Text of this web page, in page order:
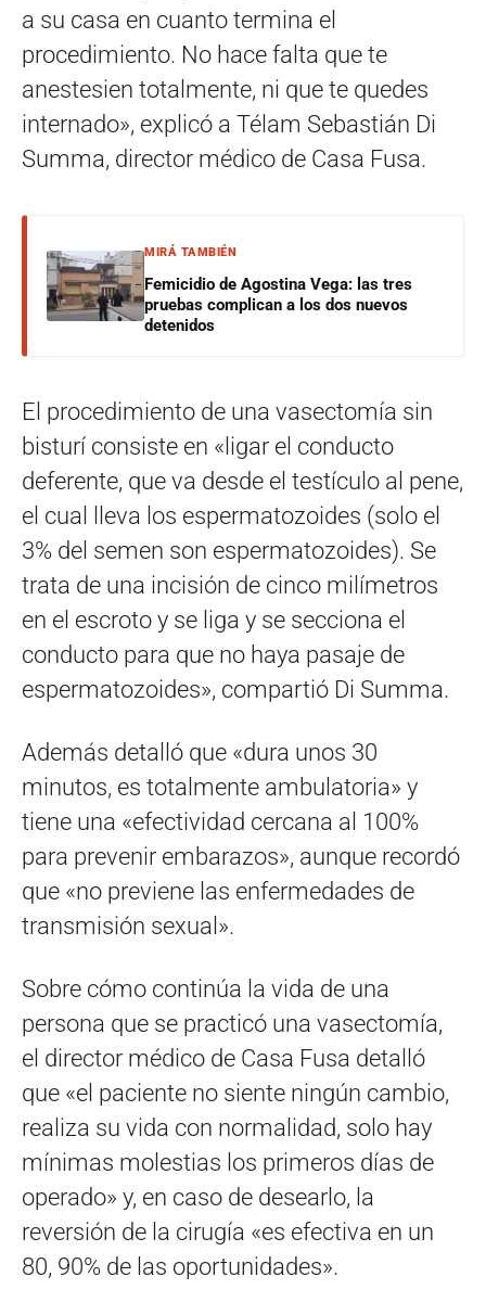
a su casa en cuanto termina el
procedimiento. No hace falta que te
anestesien totalmente, ni que te quedes
internado», explicó a Télam Sebastián Di
Summa, director médico de Casa Fusa.
MIRÁ TAMBIÉN
Femicidio de Agostina Vega: las tres
pruebas complican a los dos nuevos
detenidos
El procedimiento de una vasectomía sin
bisturí consiste en «ligar el conducto
deferente, que va desde el testículo al pene,
el cual lleva los espermatozoides (solo el
3% del semen son espermatozoides). Se
trata de una incisión de cinco milímetros
en el escroto y se liga y se secciona el
conducto para que no haya pasaje de
espermatozoides», compartió Di Summa.
Además detalló que «dura unos 30
minutos, es totalmente ambulatoria» y
tiene una «efectividad cercana al 100%
para prevenir embarazos», aunque recordó
que «no previene las enfermedades de
transmisión sexual».
Sobre cómo continúa la vida de una
persona que se practicó una vasectomía,
el director médico de Casa Fusa detalló
que «el paciente no siente ningún cambio,
realiza su vida con normalidad, solo hay
mínimas molestias los primeros días de
operado» y, en caso de desearlo, la
reversión de la cirugía «es efectiva en un
80, 90% de las oportunidades».